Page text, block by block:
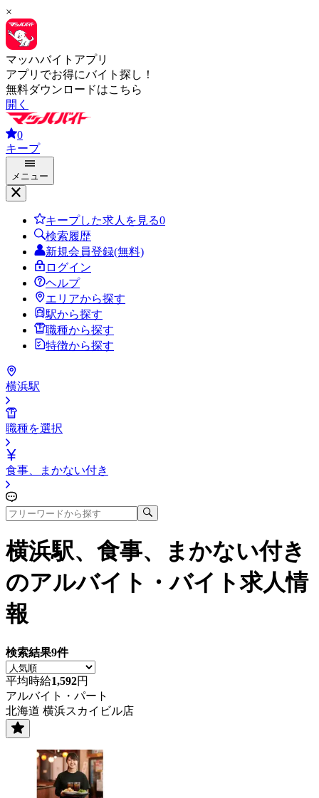
×
マッハバイトアプリ
アプリでお得にバイト探し！
無料ダウンロードはこちら
開く
0
キープ
メニュー
キープした求人を見る0
検索履歴
新規会員登録(無料)
ログイン
ヘルプ
エリアから探す
駅から探す
職種から探す
特徴から探す
横浜駅
職種を選択
食事、まかない付き
横浜駅、食事、まかない付き
のアルバイト・バイト求人情
報
検索結果9件
平均時給1,592円
アルバイト・パート
北海道 横浜スカイビル店